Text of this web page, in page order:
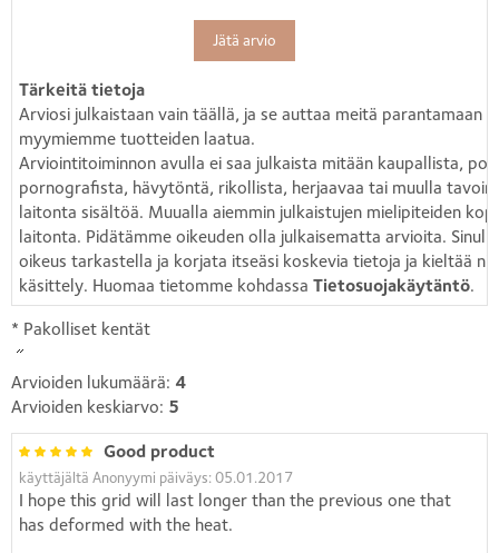
Jätä arvio
Tärkeitä tietoja
Arviosi julkaistaan vain täällä, ja se auttaa meitä parantamaan
myymiemme tuotteiden laatua.
Arviointitoiminnon avulla ei saa julkaista mitään kaupallista,
pornografista, hävytöntä, rikollista, herjaavaa tai muulla tavoin
laitonta sisältöä. Muualla aiemmin julkaistujen mielipiteiden
laitonta. Pidätämme oikeuden olla julkaisematta arvioita.
oikeus tarkastella ja korjata itseäsi koskevia tietoja ja kieltää
käsittely. Huomaa tietomme kohdassa Tietosuojakäytäntö.
* Pakolliset kentät
Arvioiden lukumäärä: 4
Arvioiden keskiarvo: 5
Good product
käyttäjältä Anonyymi päiväys: 05.01.2017
I hope this grid will last longer than the previous one that
has deformed with the heat.